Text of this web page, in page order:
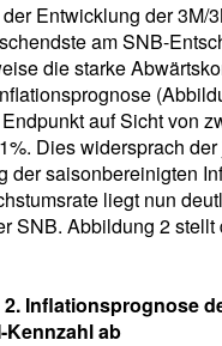
Entwicklung der 3M/
am SNB-
die starke
auf Sicht von
Dies widersprach
der saisonbereinigten
liegt nun
SNB. Abbildung 2
Inflationsprognose
Kennzahl ab